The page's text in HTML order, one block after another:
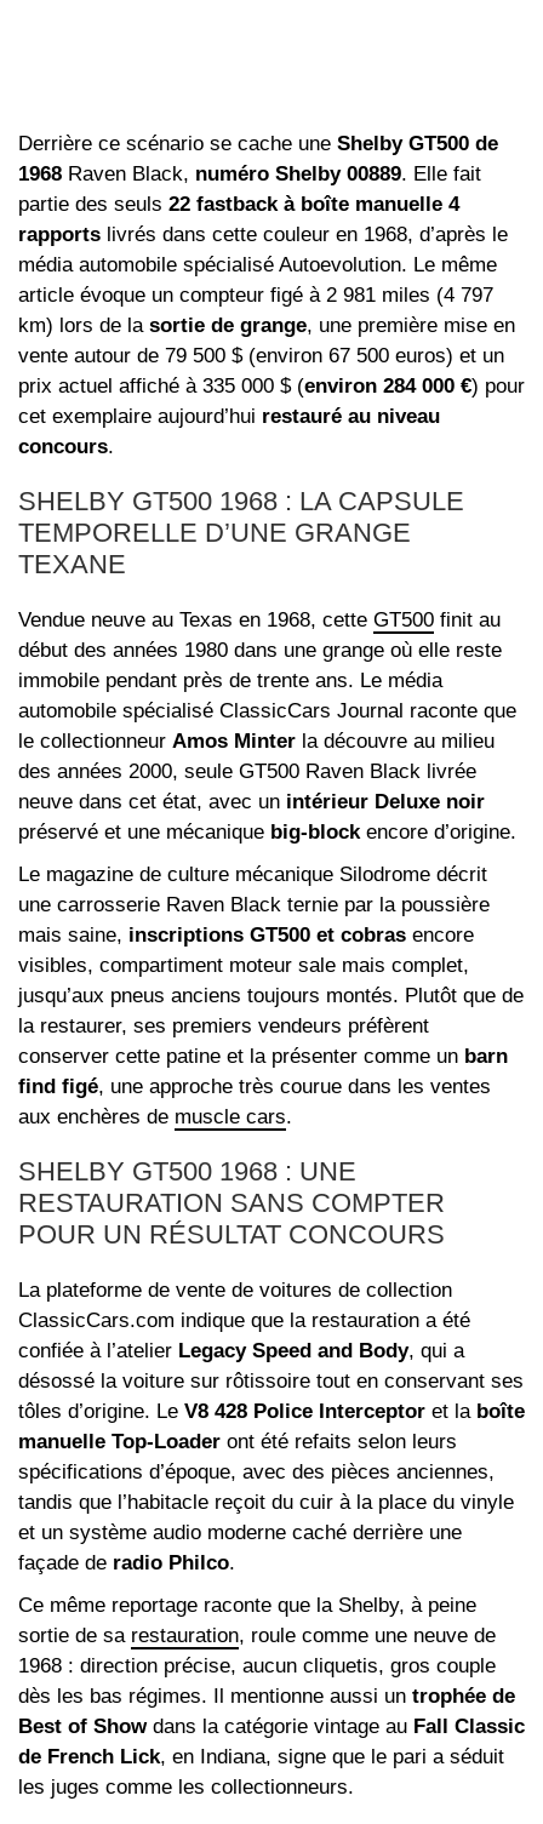
Derrière ce scénario se cache une Shelby GT500 de
1968 Raven Black, numéro Shelby 00889. Elle fait
partie des seuls 22 fastback à boîte manuelle 4
rapports livrés dans cette couleur en 1968, d’après le
média automobile spécialisé Autoevolution. Le même
article évoque un compteur figé à 2 981 miles (4 797
km) lors de la sortie de grange, une première mise en
vente autour de 79 500 $ (environ 67 500 euros) et un
prix actuel affiché à 335 000 $ (environ 284 000 €) pour
cet exemplaire aujourd’hui restauré au niveau
concours.
SHELBY GT500 1968 : LA CAPSULE
TEMPORELLE D’UNE GRANGE
TEXANE
Vendue neuve au Texas en 1968, cette GT500 finit au
début des années 1980 dans une grange où elle reste
immobile pendant près de trente ans. Le média
automobile spécialisé ClassicCars Journal raconte que
le collectionneur Amos Minter la découvre au milieu
des années 2000, seule GT500 Raven Black livrée
neuve dans cet état, avec un intérieur Deluxe noir
préservé et une mécanique big-blockencore d’origine.
Le magazine de culture mécanique Silodrome décrit
une carrosserie Raven Black ternie par la poussière
mais saine, inscriptions GT500 et cobras encore
visibles, compartiment moteur sale mais complet,
jusqu’aux pneus anciens toujours montés. Plutôt que de
la restaurer, ses premiers vendeurs préfèrent
conserver cette patine et la présenter comme un barn
find figé, une approche très courue dans les ventes
aux enchères de muscle cars.
SHELBY GT500 1968 : UNE
RESTAURATION SANS COMPTER
POUR UN RÉSULTAT CONCOURS
La plateforme de vente de voitures de collection
ClassicCars.com indique que la restauration a été
confiée à l’atelier Legacy Speed and Body, qui a
désossé la voiture sur rôtissoire tout en conservant ses
tôles d’origine. Le V8 428 Police Interceptor et la boîte
manuelle Top-Loader ont été refaits selon leurs
spécifications d’époque, avec des pièces anciennes,
tandis que l’habitacle reçoit du cuir à la place du vinyle
et un système audio moderne caché derrière une
façade de radio Philco.
Ce même reportage raconte que la Shelby, à peine
sortie de sa restauration, roule comme une neuve de
1968 : direction précise, aucun cliquetis, gros couple
dès les bas régimes. Il mentionne aussi un trophée de
Best of Showdans la catégorie vintage au Fall Classic
de French Lick, en Indiana, signe que le pari a séduit
les juges comme les collectionneurs.